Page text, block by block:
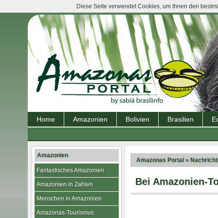
Home Amazonien Bolivien Brasilien
Amazonas Portal »
Bei Amazonien-
Amazonien
Fantastisches Amazonien
Amazonien in Zahlen
Menschen in Amazonien
Amazonas-Tourismus
Diese Seite verwendet Cookies, um Ihnen den